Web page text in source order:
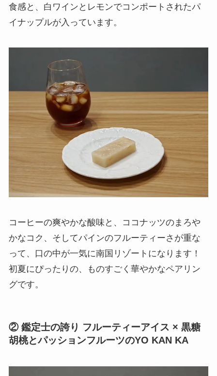
食感と、白ワインとレモンでコンポートされたパ
イナップルが入っています。
コーヒーの爽やかな酸味と、ココナッツのまろや
かなコク、そしてパインのフルーティーさが重な
って、口の中が一気に南国リゾートになります！
初夏にぴったりの、ものすごく華やかなペアリン
グです。
② 鑑定士の誇り フルーティーアイス × 黒糖
胡桃とパッションフルーツのYO KAN KA